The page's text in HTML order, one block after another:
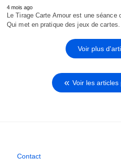
4 mois ago
Le Tirage Carte Amour est une séance
Qui met en pratique des jeux de
Voir plus
Voir les
Contact